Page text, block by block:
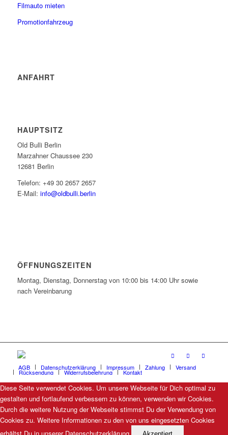
Filmauto mieten
Promotionfahrzeug
ANFAHRT
HAUPTSITZ
Old Bulli Berlin
Marzahner Chaussee 230
12681 Berlin
Telefon: +49 30 2657 2657
E-Mail: info@oldbulli.berlin
ÖFFNUNGSZEITEN
Montag, Dienstag, Donnerstag von 10:00 bis 14:00 Uhr sowie
nach Vereinbarung
AGB Datenschutzerklärung Impressum Zahlung Versand
Rücksendung Widerrufsbelehrung Kontakt
Diese Seite verwendet Cookies. Um unsere Webseite für Dich optimal zu
gestalten und fortlaufend verbessern zu können, verwenden wir Cookies.
Durch die weitere Nutzung der Webseite stimmst Du der Verwendung von
Cookies zu. Weitere Informationen zu den von uns eingesetzten Cookies